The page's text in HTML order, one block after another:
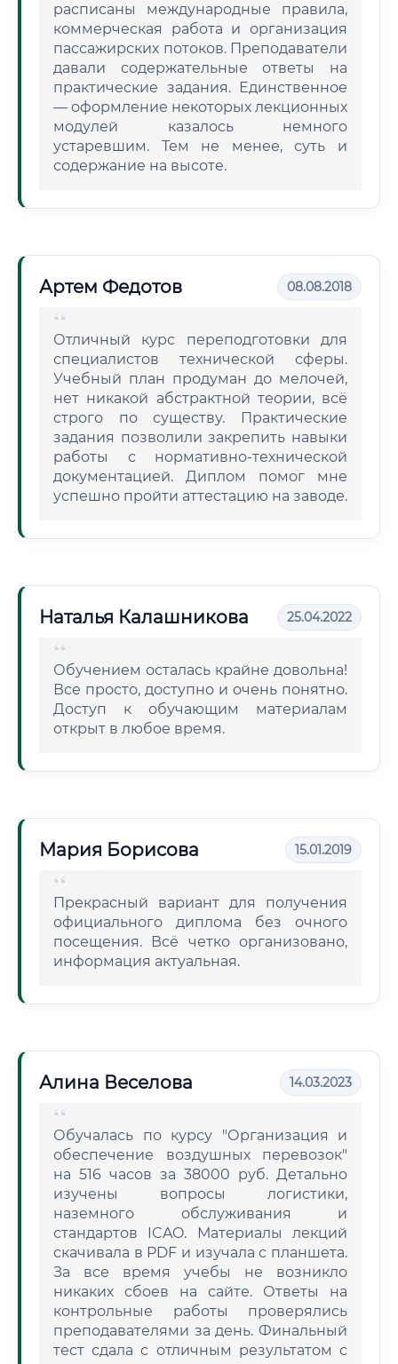
расписаны международные правила,
коммерческая работа и организация
пассажирских потоков. Преподаватели
давали содержательные ответы на
практические задания. Единственное
— оформление некоторых лекционных
модулей казалось немного
устаревшим. Тем не менее, суть и
содержание на высоте.
Артем Федотов 08.08.2018
Отличный курс переподготовки для
специалистов технической сферы.
Учебный план продуман до мелочей,
нет никакой абстрактной теории, всё
строго по существу. Практические
задания позволили закрепить навыки
работы с нормативно-технической
документацией. Диплом помог мне
успешно пройти аттестацию на заводе.
Наталья Калашникова 25.04.2022
Обучением осталась крайне довольна!
Все просто, доступно и очень понятно.
Доступ к обучающим материалам
открыт в любое время.
Мария Борисова 15.01.2019
Прекрасный вариант для получения
официального диплома без очного
посещения. Всё четко организовано,
информация актуальная.
Алина Веселова 14.03.2023
Обучалась по курсу "Организация и
обеспечение воздушных перевозок"
на 516 часов за 38000 руб. Детально
изучены вопросы логистики,
наземного обслуживания и
стандартов ICAO. Материалы лекций
скачивала в PDF и изучала с планшета.
За все время учебы не возникло
никаких сбоев на сайте. Ответы на
контрольные работы проверялись
преподавателями за день. Финальный
тест сдала с отличным результатом с